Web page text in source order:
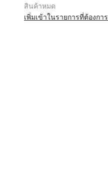
สินค้าหมด
เพิ่มเข้าในรายการที่ต้องการ